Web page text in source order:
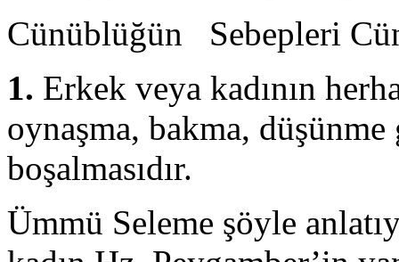
Cünüblüğün Sebepleri
1. Erkek veya kadının
oynaşma, bakma,
boşalmasıdır.
Ümmü Seleme şöyle